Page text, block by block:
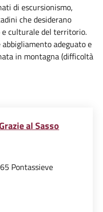
di escursionismo,
che desiderano
culturale del territorio.
adeguato e
in montagna (difficoltà
al Sasso
Pontassieve